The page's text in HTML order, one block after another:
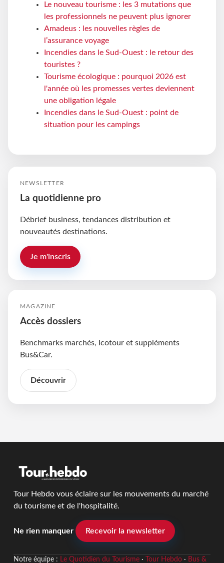
Le nouveau tourisme : les 3 mutations que
les professionnels ne peuvent plus ignorer
Amadeus : les nouvelles règles de
l’assurance voyage
Incendies dans le Sud-Ouest : le retour des
touristes ?
Tourisme écologique : pourquoi 2026 est
l'année où les promesses vertes deviennent
une obligation légale
Incendies dans le Sud-Ouest : point de
situation pour les campings
NEWSLETTER
La quotidienne pro
Débrief business, tendances distribution et
nouveautés destinations.
Je m'inscris
MAGAZINE
Accès dossiers
Benchmarks marchés, Icotour et suppléments
Bus&Car.
Découvrir
Tour Hebdo vous éclaire sur les mouvements du marché
du tourisme et de l'hospitalité.
Ne rien manquer Recevoir la newsletter
Notre équipe : Le Quotidien du Tourisme· Tour Hebdo· Bus &